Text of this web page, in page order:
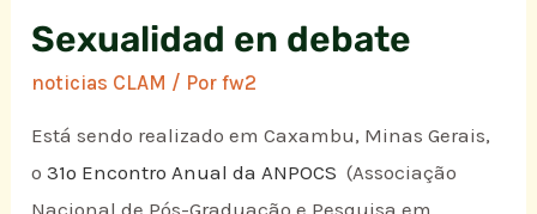
Sexualidad en debate
noticias CLAM / Porfw2
Está sendo realizado em Caxambu, Minas Gerais,
o31º Encontro Anual da ANPOCS (Associação